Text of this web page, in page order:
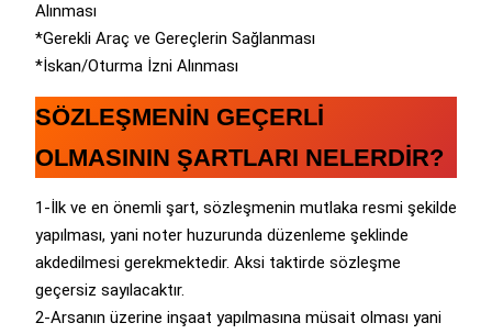
Alınması
*Gerekli Araç ve Gereçlerin Sağlanması
*İskan/Oturma İzni Alınması
SÖZLEŞMENİN GEÇERLİ
OLMASININ ŞARTLARI NELERDİR?
1-İlk ve en önemli şart, sözleşmenin mutlaka resmi şekilde
yapılması, yani noter huzurunda düzenleme şeklinde
akdedilmesi gerekmektedir. Aksi taktirde sözleşme
geçersiz sayılacaktır.
2-Arsanın üzerine inşaat yapılmasına müsait olması yani